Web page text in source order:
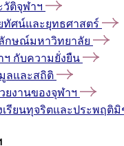
วัติจุฬาฯ
ทัศน์และยุทธศาสตร์
กษณ์มหาวิทยาลัย
ฯ กับความยั่งยืน
ลและสถิติ
ยงานของจุฬาฯ
เรียนทุจริตและประพฤติ